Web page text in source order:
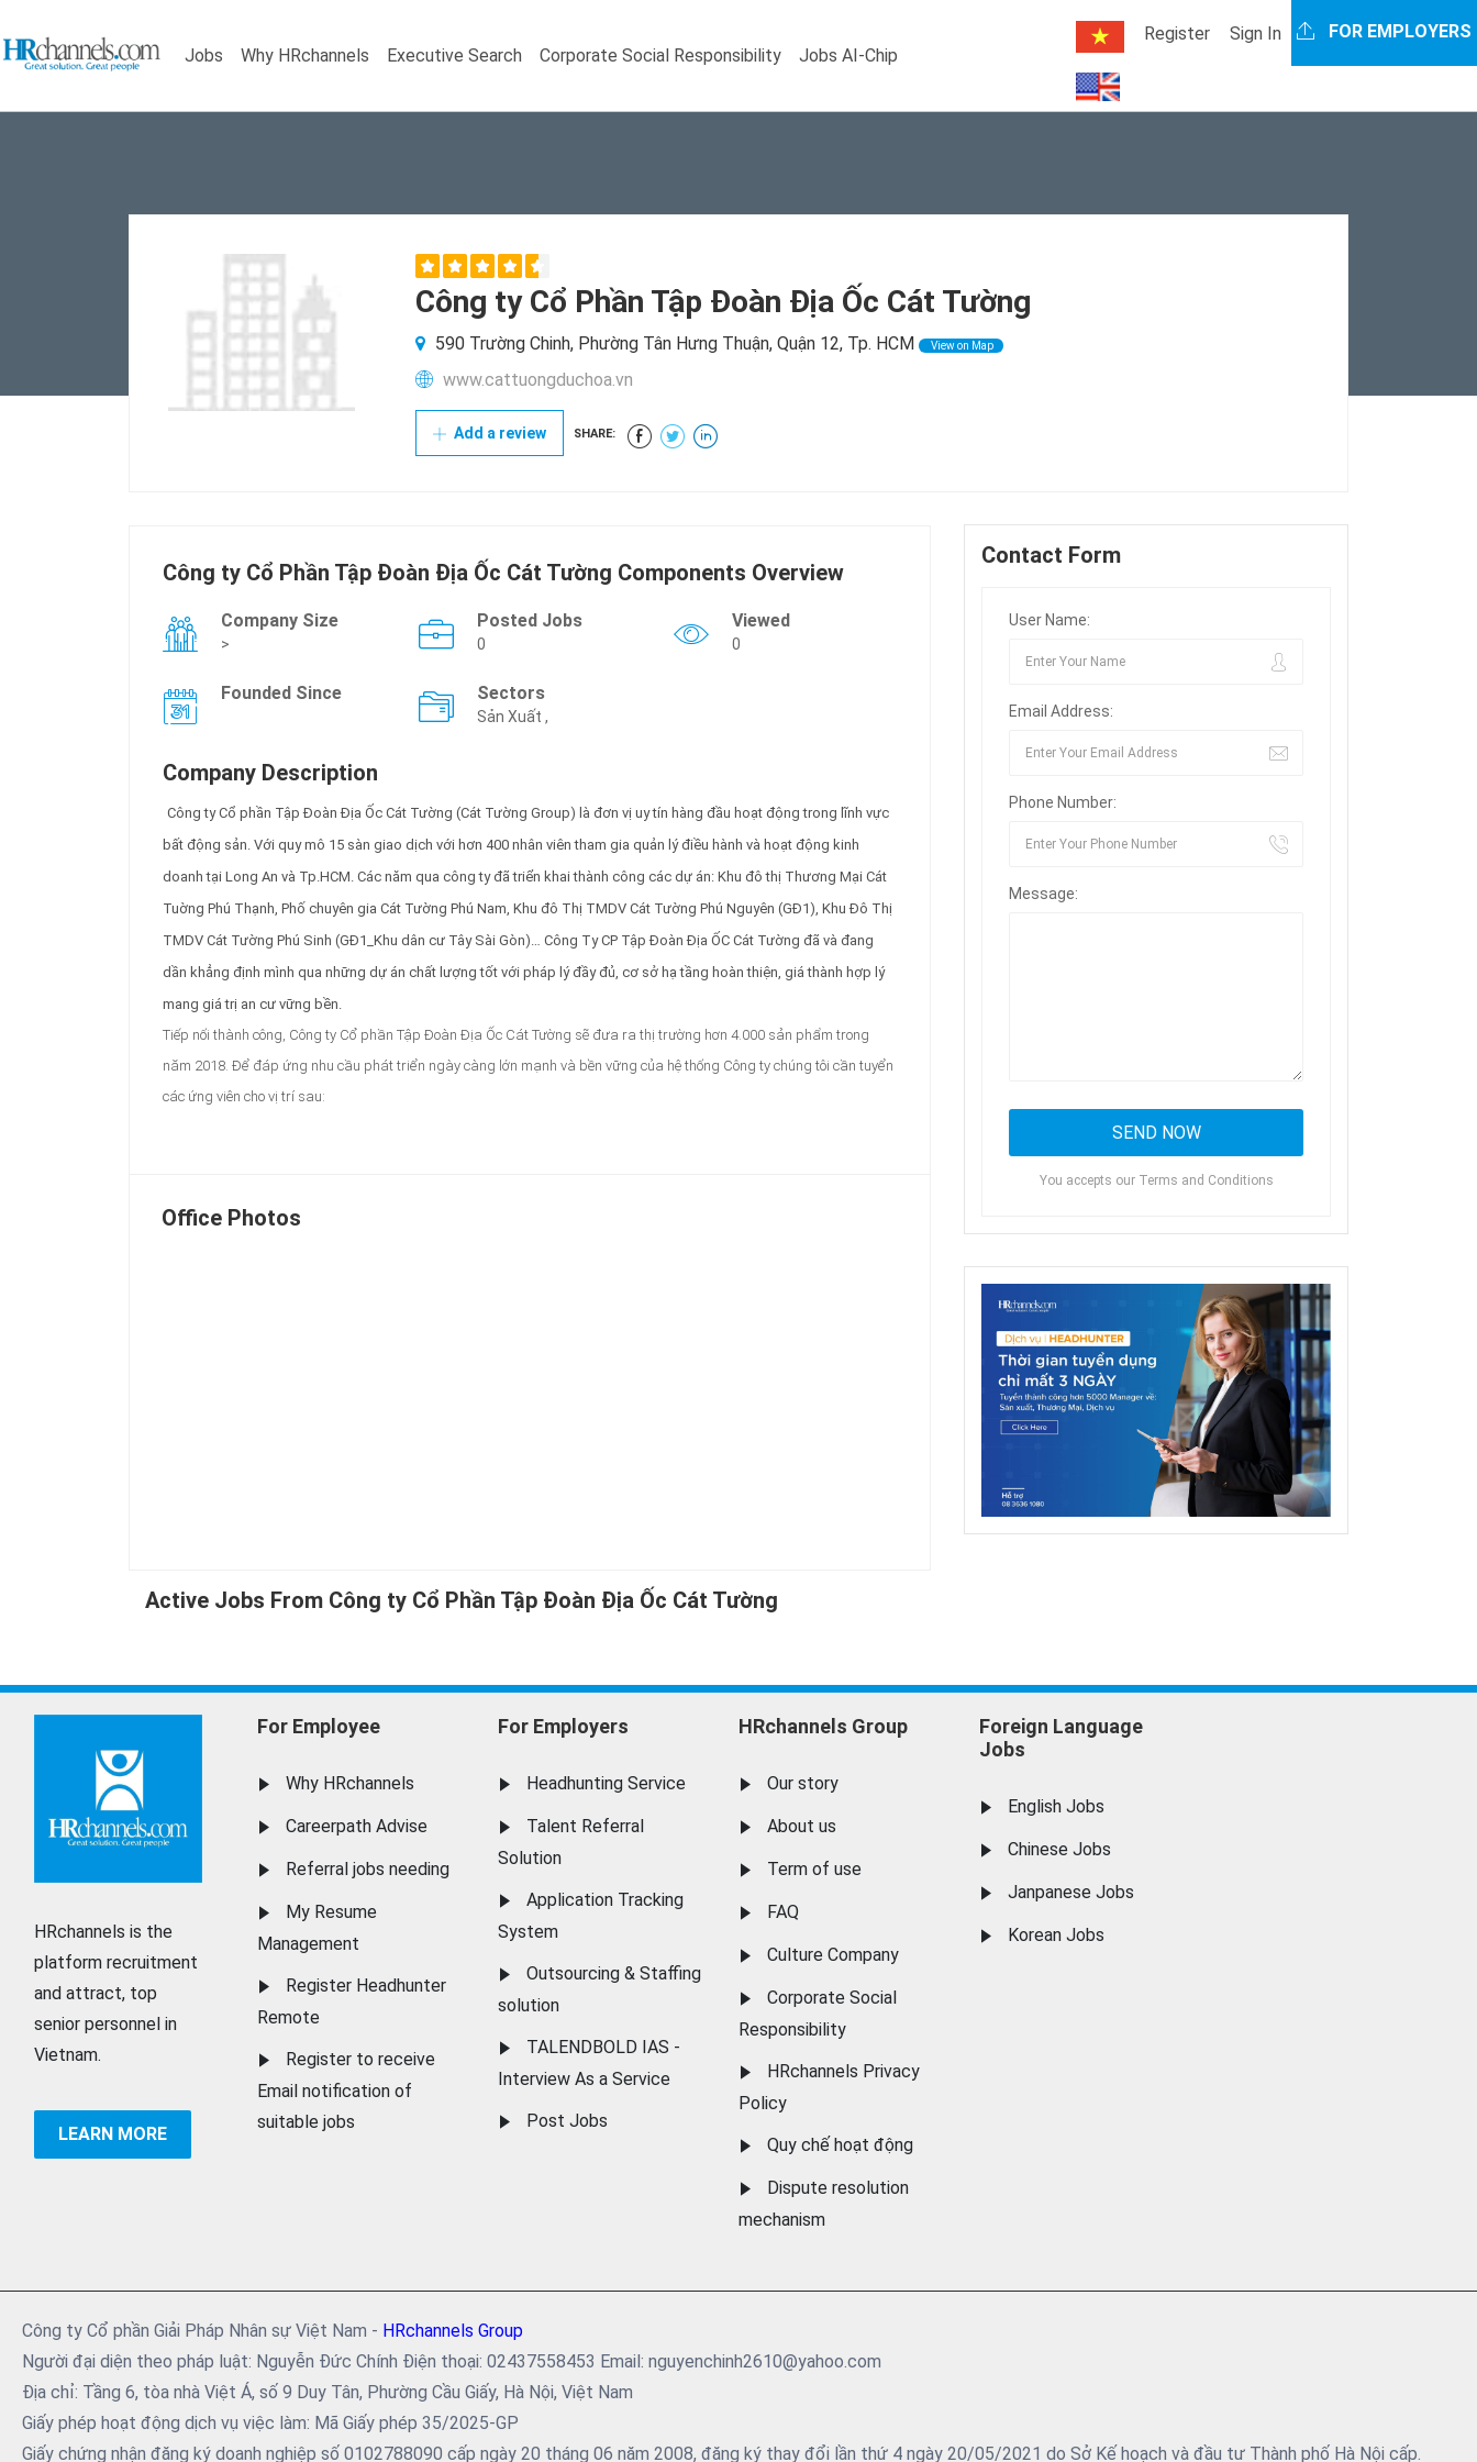
Jobs Why HRchannels Executive Search Corporate Social Responsibility Jobs AI-Chip
Register Sign In FOR EMPLOYERS
Công ty Cổ Phần Tập Đoàn Địa Ốc Cát Tường
590 Trường Chinh, Phường Tân Hưng Thuận, Quận 12, Tp. HCM View on Map
www.cattuongduchoa.vn
Add a review SHARE:
Công ty Cổ Phần Tập Đoàn Địa Ốc Cát Tường Components Overview
Company Size
>
Posted Jobs
0
Viewed
0
Founded Since Sectors
Sản Xuất ,
Company Description
Công ty Cổ phần Tập Đoàn Địa Ốc Cát Tường (Cát Tường Group) là đơn vị uy tín hàng đầu hoạt động trong lĩnh vực
bất động sản. Với quy mô 15 sàn giao dịch với hơn 400 nhân viên tham gia quản lý điều hành và hoạt động kinh
doanh tại Long An và Tp.HCM. Các năm qua công ty đã triển khai thành công các dự án: Khu đô thị Thương Mại Cát
Tuờng Phú Thạnh, Phố chuyên gia Cát Tường Phú Nam, Khu đô Thị TMDV Cát Tường Phú Nguyên (GĐ1), Khu Đô Thị
TMDV Cát Tường Phú Sinh (GĐ1_Khu dân cư Tây Sài Gòn)… Công Ty CP Tập Đoàn Địa ỐC Cát Tường đã và đang
dần khẳng định mình qua những dự án chất lượng tốt với pháp lý đầy đủ, cơ sở hạ tầng hoàn thiện, giá thành hợp lý
mang giá trị an cư vững bền.
Tiếp nối thành công, Công ty Cổ phần Tập Đoàn Địa Ốc Cát Tường sẽ đưa ra thị trường hơn 4.000 sản phẩm trong
năm 2018. Để đáp ứng nhu cầu phát triển ngày càng lớn mạnh và bền vững của hệ thống Công ty chúng tôi cần tuyển
các ứng viên cho vị trí sau:
Office Photos
Active Jobs From Công ty Cổ Phần Tập Đoàn Địa Ốc Cát Tường
Contact Form
User Name:
Email Address:
Phone Number:
Message:
You accepts our Terms and Conditions
HRchannels is the
platform recruitment
and attract, top
senior personnel in
Vietnam.
LEARN MORE
For Employee
Why HRchannels
Careerpath Advise
Referral jobs needing
My Resume
Management
Register Headhunter
Remote
Register to receive
Email notification of
suitable jobs
For Employers
Headhunting Service
Talent Referral
Solution
Application Tracking
System
Outsourcing & Staffing
solution
TALENDBOLD IAS -
Interview As a Service
Post Jobs
HRchannels Group
Our story
About us
Term of use
FAQ
Culture Company
Corporate Social
Responsibility
HRchannels Privacy
Policy
Quy chế hoạt động
Dispute resolution
mechanism
Foreign Language
Jobs
English Jobs
Chinese Jobs
Janpanese Jobs
Korean Jobs
Công ty Cổ phần Giải Pháp Nhân sự Việt Nam - HRchannels Group
Người đại diện theo pháp luật: Nguyễn Đức Chính Điện thoại: 02437558453 Email: nguyenchinh2610@yahoo.com
Địa chỉ: Tầng 6, tòa nhà Việt Á, số 9 Duy Tân, Phường Cầu Giấy, Hà Nội, Việt Nam
Giấy phép hoạt động dịch vụ việc làm: Mã Giấy phép 35/2025-GP
Giấy chứng nhận đăng ký doanh nghiệp số 0102788090 cấp ngày 20 tháng 06 năm 2008, đăng ký thay đổi lần thứ 4 ngày 20/05/2021 do Sở Kế hoạch và đầu tư Thành phố Hà Nội cấp.